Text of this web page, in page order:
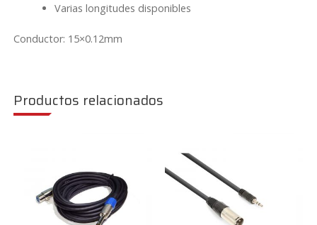
Varias longitudes disponibles
Conductor: 15×0.12mm
Productos relacionados